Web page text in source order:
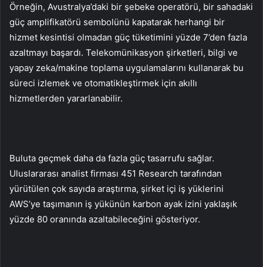
Örneğin, Avustralya’daki bir şebeke operatörü, bir sahadaki
güç amplifikatörü sembolünü kapatarak herhangi bir
hizmet kesintisi olmadan güç tüketimini yüzde 7’den fazla
azaltmayı başardı. Telekomünikasyon şirketleri, bilgi ve
yapay zeka/makine toplama uygulamalarını kullanarak bu
süreci izlemek ve otomatikleştirmek için akıllı
hizmetlerden yararlanabilir.
Buluta geçmek daha da fazla güç tasarrufu sağlar.
Uluslararası analist firması 451 Research tarafından
yürütülen çok sayıda araştırma, şirket içi iş yüklerini
AWS’ye taşımanın iş yükünün karbon ayak izini yaklaşık
yüzde 80 oranında azaltabileceğini gösteriyor.